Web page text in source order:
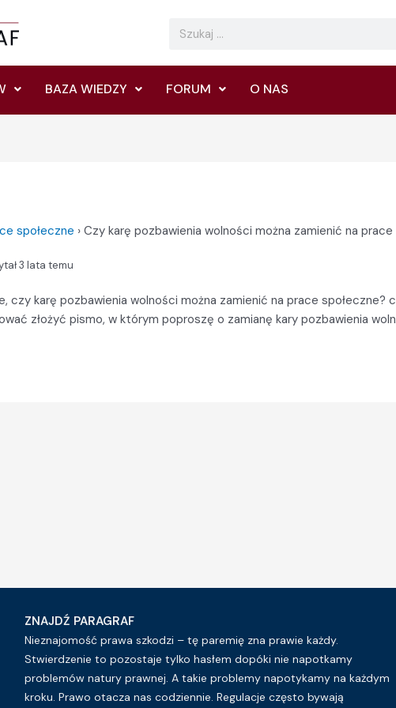
Search
BAZA WIEDZY FORUM O NAS
społeczne › Czy karę pozbawienia wolności można zamienić na prace
3 lata temu
czy karę pozbawienia wolności można zamienić na prace społeczne?
złożyć pismo, w którym poproszę o zamianę kary pozbawienia
ZNAJDŹ PARAGRAF
Nieznajomość prawa szkodzi – tę paremię zna prawie każdy.
Stwierdzenie to pozostaje tylko hasłem dopóki nie napotkamy
problemów natury prawnej. A takie problemy napotykamy na każdym
kroku. Prawo otacza nas codziennie. Regulacje często bywają